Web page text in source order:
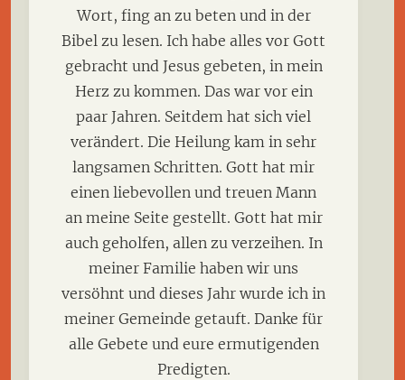
Wort, fing an zu beten und in der
Bibel zu lesen. Ich habe alles vor Gott
gebracht und Jesus gebeten, in mein
Herz zu kommen. Das war vor ein
paar Jahren. Seitdem hat sich viel
verändert. Die Heilung kam in sehr
langsamen Schritten. Gott hat mir
einen liebevollen und treuen Mann
an meine Seite gestellt. Gott hat mir
auch geholfen, allen zu verzeihen. In
meiner Familie haben wir uns
versöhnt und dieses Jahr wurde ich in
meiner Gemeinde getauft. Danke für
alle Gebete und eure ermutigenden
Predigten.